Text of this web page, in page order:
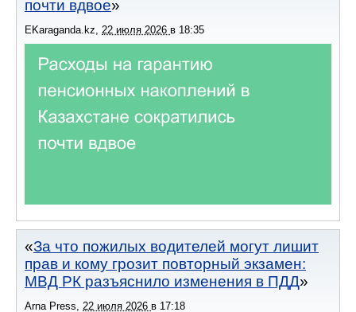
почти вдвое
EKaraganda.kz 22 июля 2026 в 18:35
За что пожилых водителей могут лишит
прав и кому грозит повторный экзамен:
МВД РК разъяснило изменения в ПДД
Arna Press 22 июля 2026 в 17:18